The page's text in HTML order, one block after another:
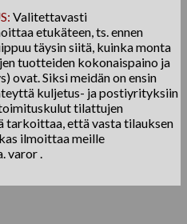
Valitettavasti
etukäteen, ts. ennen
täysin siitä, kuinka monta
tuotteiden kokonaispaino ja
ovat. Siksi meidän on ensin
kuljetus- ja postiyrityksiin
tilattujen
tarkoittaa, että vasta tilauksen
ilmoittaa meille
varor .